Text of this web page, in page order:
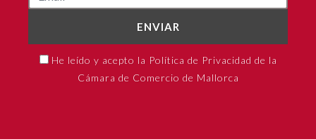
ENVIAR
He leído y acepto la Política de Privacidad de la
Cámara de Comercio de Mallorca